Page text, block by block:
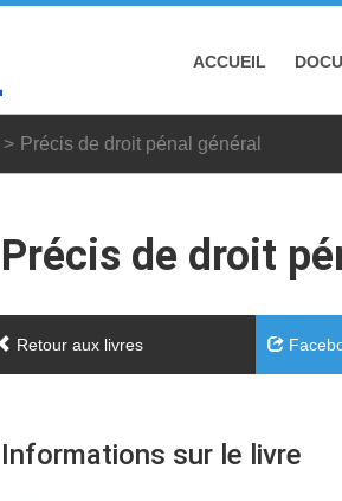
ACCUEIL
Précis de droit pénal général
Précis de droit
Retour aux livres
Informations sur le livre